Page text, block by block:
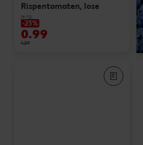
Rispentomaten, lose
je kg
-23%
0.99
1.29